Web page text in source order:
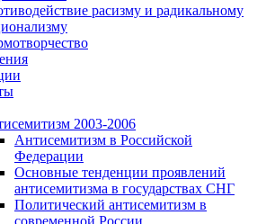
расизму и радикальному
2003-2006
Антисемитизм в Российской
Федерации
Основные тенденции проявлений
антисемитизма в государствах СНГ
Политический антисемитизм в
современной России